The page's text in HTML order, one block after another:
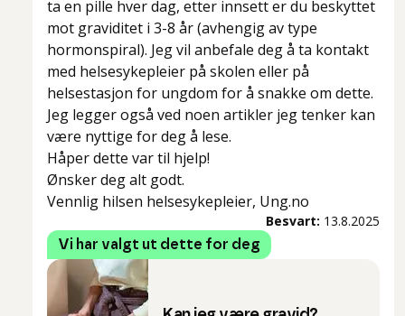
ta en pille hver dag, etter innsett er du beskyttet
mot graviditet i 3-8 år (avhengig av type
hormonspiral). Jeg vil anbefale deg å ta kontakt
med helsesykepleier på skolen eller på
helsestasjon for ungdom for å snakke om dette.
Jeg legger også ved noen artikler jeg tenker kan
være nyttige for deg å lese.
Håper dette var til hjelp!
Ønsker deg alt godt.
Vennlig hilsen helsesykepleier, Ung.no
Besvart: 13.8.2025
Vi har valgt ut dette for deg